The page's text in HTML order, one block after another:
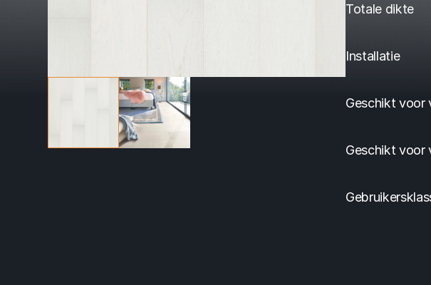
Totale dikte
Installatie
Geschikt voor
Geschikt voor